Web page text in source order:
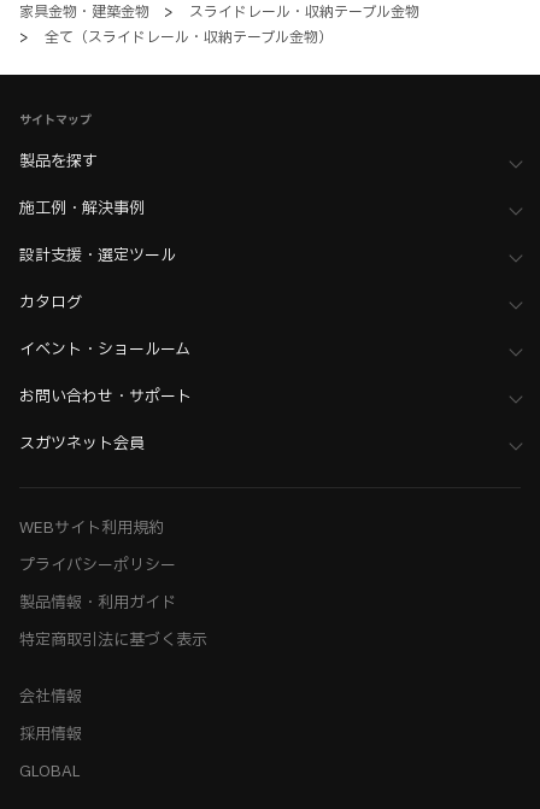
家具金物・建築金物
>
スライドレール・収納テーブル金物
>
全て（スライドレール・収納テーブル金物）
サイトマップ
製品を探す
施工例・解決事例
設計支援・選定ツール
カタログ
イベント・ショールーム
お問い合わせ・サポート
スガツネット会員
WEBサイト利用規約
プライバシーポリシー
製品情報・利用ガイド
特定商取引法に基づく表示
会社情報
採用情報
GLOBAL